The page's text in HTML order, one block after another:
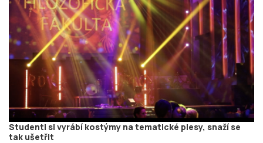
Studenti si vyrábí kostýmy na tematické plesy, snaží se
tak ušetřit